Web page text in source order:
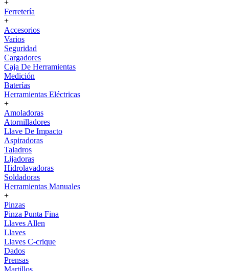
+
Ferretería
+
Accesorios
Varios
Seguridad
Cargadores
Caja De Herramientas
Medición
Baterías
Herramientas Eléctricas
+
Amoladoras
Atornilladores
Llave De Impacto
Aspiradoras
Taladros
Lijadoras
Hidrolavadoras
Soldadoras
Herramientas Manuales
+
Pinzas
Pinza Punta Fina
Llaves Allen
Llaves
Llaves C-crique
Dados
Prensas
Martillos